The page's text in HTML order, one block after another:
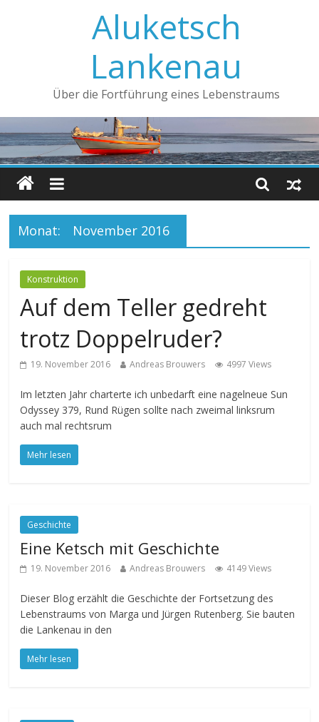
Aluketsch
Lankenau
Über die Fortführung eines Lebenstraums
Monat: November 2016
Konstruktion
Auf dem Teller gedreht
trotz Doppelruder?
19. November 2016 Andreas Brouwers 4997 Views
Im letzten Jahr charterte ich unbedarft eine nagelneue Sun
Odyssey 379, Rund Rügen sollte nach zweimal linksrum
auch mal rechtsrum
Mehr lesen
Geschichte
Eine Ketsch mit Geschichte
19. November 2016 Andreas Brouwers 4149 Views
Dieser Blog erzählt die Geschichte der Fortsetzung des
Lebenstraums von Marga und Jürgen Rutenberg. Sie bauten
die Lankenau in den
Mehr lesen